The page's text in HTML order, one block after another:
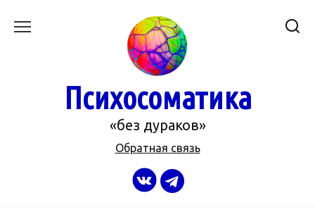
Психосоматика
«без дураков»
Обратная связь